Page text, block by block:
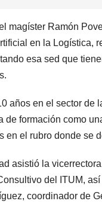
magíster Ramón
en la Logística,
esa sed que
años en el sector de
de formación como
en el rubro donde se
asistió la
del ITUM,
coordinador de